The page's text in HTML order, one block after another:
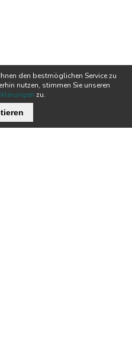
den bestmöglichen Service zu
nutzen, stimmen Sie unseren
zu.